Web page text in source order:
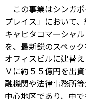
この事業はシンガ
プレイス」において
キャピタコマーシャ
を、最新鋭のスペッ
オフィスビルに建替
Ｖに約５５億円を出
融機関や法律事務所
中心地区であり、中